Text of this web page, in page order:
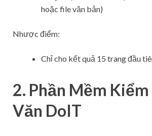
hoặc file văn bản)
Nhược điểm:
Chỉ cho kết quả 15 trang đầu
2. Phần Mềm
Văn DoIT